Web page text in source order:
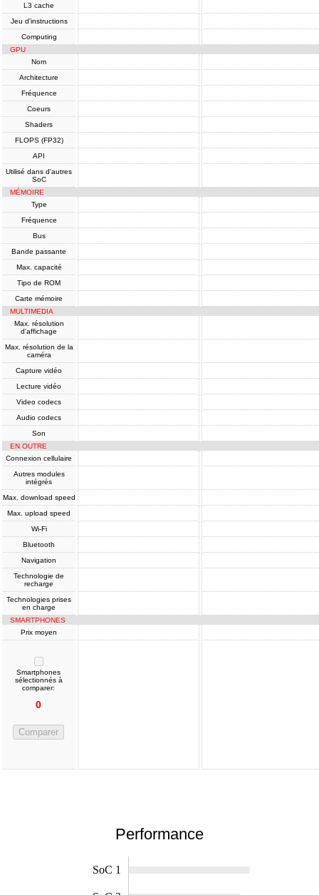
L3 cache
Jeu d'instructions
Computing
GPU
Nom
Architecture
Fréquence
Coeurs
Shaders
FLOPS (FP32)
API
Utilisé dans d'autres
SoC
MÉMOIRE
Type
Fréquence
Bus
Bande passante
Max. capacité
Tipo de ROM
Carte mémoire
MULTIMEDIA
Max. résolution
d'affichage
Max. résolution de la
caméra
Capture vidéo
Lecture vidéo
Video codecs
Audio codecs
Son
EN OUTRE
Connexion cellulaire
Autres modules
intégrés
Max. download speed
Max. upload speed
Wi-Fi
Bluetooth
Navigation
Technologie de
recharge
Technologies prises
en charge
SMARTPHONES
Prix moyen
Smartphones
sélectionnés à
comparer:
0
Comparer
Performance
SoC 1